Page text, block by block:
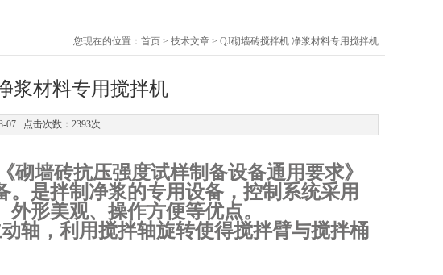
您现在的位置： 首页 > 技术文章 > QJ砌墙砖搅拌机 净浆材料专用搅拌机
浆材料专用搅拌机
07 点击次数：2393次
《砌墙砖抗压强度试样制备设备通用要求》
是拌制净浆的专用设备，控制系统采用
形美观、操作方便等优点。
轴，利用搅拌轴旋转使得搅拌臂与搅拌桶